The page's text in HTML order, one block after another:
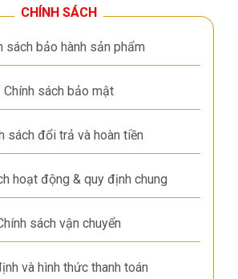
CHÍNH SÁCH
sách bảo hành sản phẩm
Chính sách bảo mật
sách đổi trả và hoàn tiền
hoạt động & quy định chung
sách vận chuyển
và hình thức thanh toán